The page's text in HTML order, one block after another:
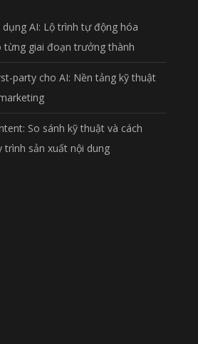
dụng AI: Lộ trình tự động hóa
từng giai đoạn trưởng thành
party cho AI: Nền tảng kỹ thuật
So sánh kỹ thuật và cách
trình sản xuất nội dung